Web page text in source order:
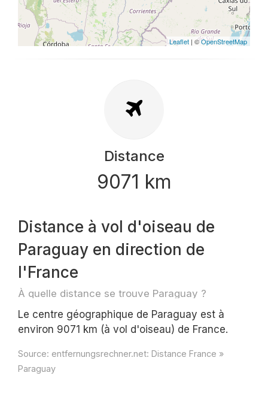
Leaflet | ©OpenStreetMap
Distance
9071 km
Distance à vol d'oiseau de
Paraguay en direction de
l'France
À quelle distance se trouve Paraguay ?
Le centre géographique de Paraguay est à
environ 9071 km (à vol d'oiseau) de France.
Source: entfernungsrechner.net: Distance France »
Paraguay